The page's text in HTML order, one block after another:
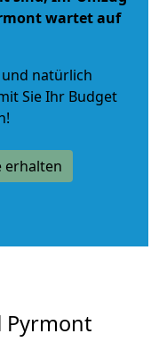
wartet auf
und natürlich
Sie Ihr Budget
erhalten
Pyrmont